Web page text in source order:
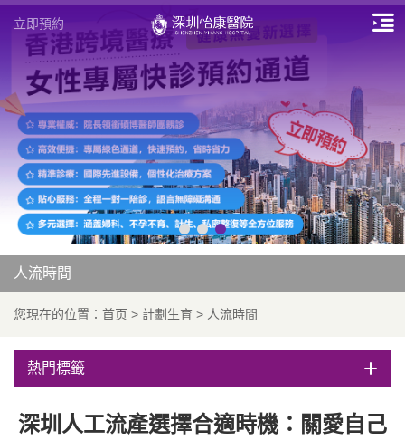
立即預約
人流時間
您現在的位置： 首页 > 計劃生育 > 人流時間
熱門標籤
深圳人工流產選擇合適時機：關愛自己